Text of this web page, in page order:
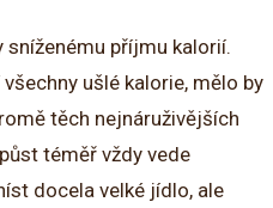
sníženému příjmu kalorií.
ušlé kalorie, mělo by
těch nejnáruživějších
téměř vždy vede
docela velké jídlo, ale